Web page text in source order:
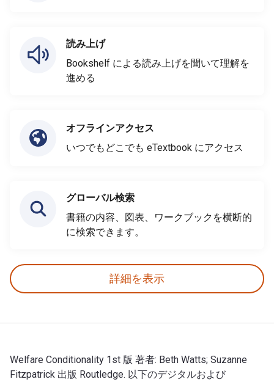
読み上げ
Bookshelf による読み上げを聞いて理解を
進める
オフラインアクセス
いつでもどこでも eTextbook にアクセス
グローバル検索
書籍の内容、図表、ワークブックを横断的
に検索できます。
詳細を表示
Welfare Conditionality 1st 版 著者: Beth Watts; Suzanne
Fitzpatrick 出版 Routledge. 以下のデジタルおよび